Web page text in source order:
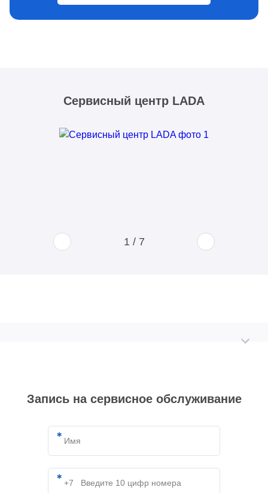
Сервисный центр LADA
1 / 7
Запись на сервисное обслуживание